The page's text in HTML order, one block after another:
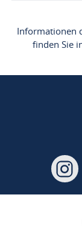
Informationen
finden Sie